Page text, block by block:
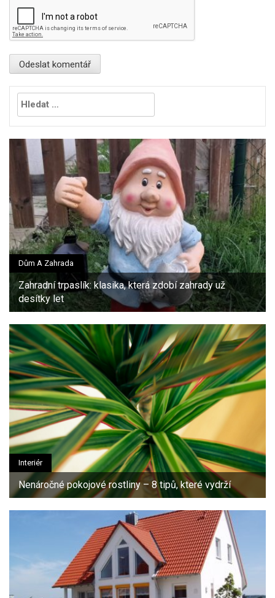
Vyhledávání
Dům A Zahrada
Zahradní trpaslík: klasika, která zdobí zahrady už
desítky let
Interiér
Nenáročné pokojové rostliny – 8 tipů, které vydrží